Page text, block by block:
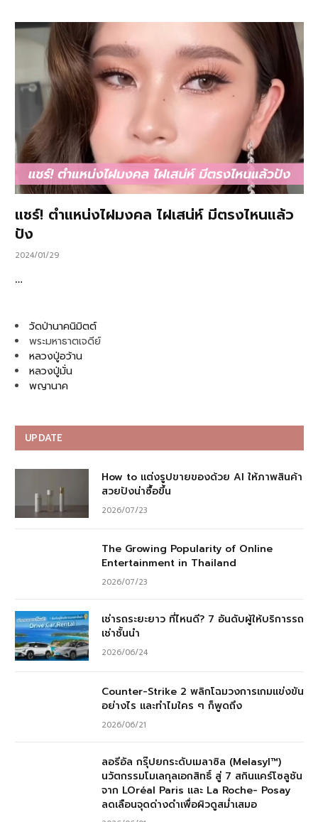
แชร์! ตำแหน่งไฝมงคล ไฝเสน่ห์ มีตรงไหนแล้ว
ปัง
2024/01/29
…
วัดป่านาคนิมิตต์
พระมหาธาตเจดีย์
หลวงปู่อว้าน
หลวงปู่มั่น
พญานาค
UPDATE
How to แต่งรูปขายของด้วย AI ให้ภาพสินค้า
สวยปังน่าซื้อขึ้น
2026/07/23
The Growing Popularity of Online
Entertainment in Thailand
2026/07/23
เช่ารถระยะยาว ที่ไหนดี? 7 อันดับผู้ให้บริการรถ
เช่าชั้นนำ
2026/06/24
Counter-Strike 2 พลิกโฉมวงการเกมแข่งขัน
อย่างไร และทำไมใคร ๆ ก็พูดถึง
2026/06/21
ลอรีอัล กรุ๊ปยกระดับเมลาซิล (Melasyl™)
นวัตกรรมโมเลกุลเอกสิทธิ์ สู่ 7 สกินแคร์โซลูชัน
จาก LOréal Paris และ La Roche- Posay
ลดเลือนจุดด่างดำเพื่อผิวดูสม่ำเสมอ